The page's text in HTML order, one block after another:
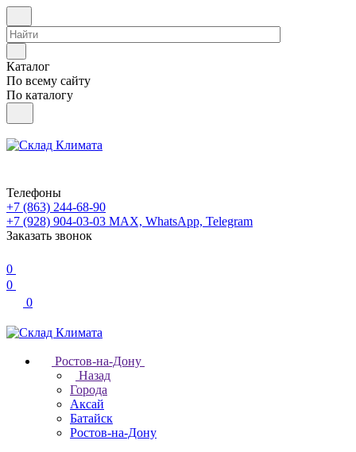
Каталог
По всему сайту
По каталогу
Телефоны
+7 (863) 244-68-90
+7 (928) 904-03-03 MAX, WhatsApp, Telegram
Заказать звонок
0
0
0
Ростов-на-Дону
Назад
Города
Аксай
Батайск
Ростов-на-Дону